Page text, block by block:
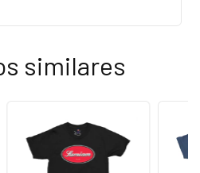
similares